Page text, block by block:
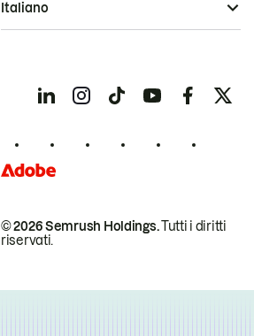
© 2026 Semrush Holdings.Tutti i diritti
riservati.
Italiano